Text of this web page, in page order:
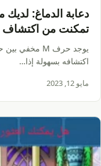
دعابة الدماغ: لديك
اكتشافه بسهولة إذا…
مايو 12, 2023